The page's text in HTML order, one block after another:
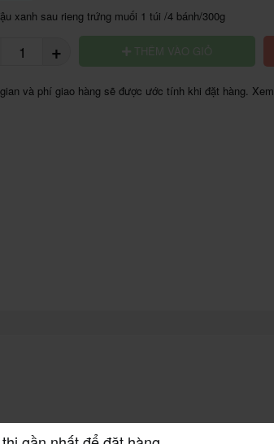
xanh sau rieng trứng muối 1 túi /4 bánh/300g
+
và phí giao hàng sẽ được ước tính khi đặt hàng.